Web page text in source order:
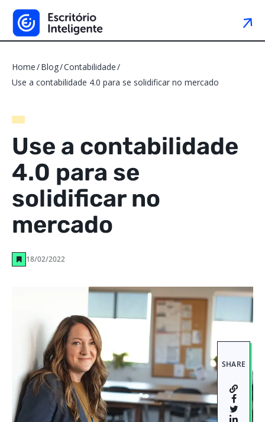
Home Blog Contabilidade
Use a contabilidade 4.0 para se solidificar no mercado
Use a contabilidade
4.0 para se
solidificar no
mercado
18/02/2022
SHARE